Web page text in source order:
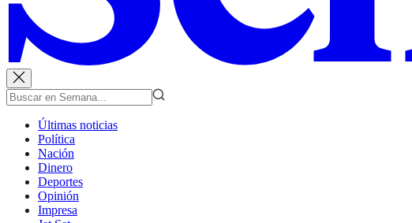
Últimas noticias
Política
Nación
Dinero
Deportes
Opinión
Impresa